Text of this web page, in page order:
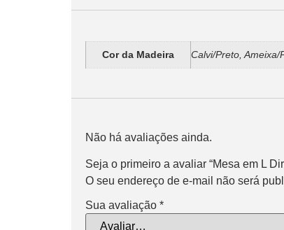
Cor da Madeira Calvi/Preto,
Não há avaliações ainda.
Seja o primeiro a avaliar “Mesa em L
O seu endereço de e-mail não será
Sua avaliação *